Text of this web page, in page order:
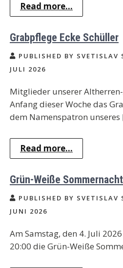
Read more...
Grabpflege Ecke Schüller
PUBLISHED BY SVETISLAV
JULI 2026
Mitglieder unserer
Anfang dieser Woche das
dem Namenspatron
Read more...
Grün-Weiße
PUBLISHED BY SVETISLAV
JUNI 2026
Am Samstag, den 4. Juli
20:00 die Grün-Weiße